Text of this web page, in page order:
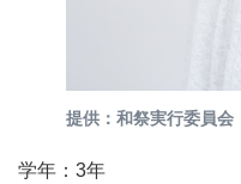
提供：和祭実行委員会
学年：3年